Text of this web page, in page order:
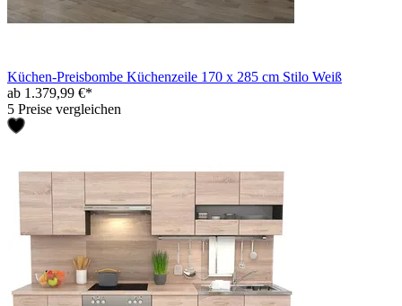
Küchen-Preisbombe Küchenzeile 170 x 285 cm Stilo Weiß
ab 1.379,99 €*
5 Preise vergleichen